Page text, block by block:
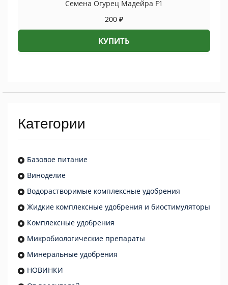
Семена Огурец Мадейра F1
200 ₽
КУПИТЬ
Категории
Базовое питание
Виноделие
Водорастворимые комплексные удобрения
Жидкие комплексные удобрения и биостимуляторы
Комплексные удобрения
Микробиологические препараты
Минеральные удобрения
НОВИНКИ